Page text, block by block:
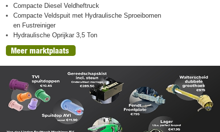
Compacte Diesel Veldheftruck
Compacte Veldspuit met Hydraulische Sproeibomen
en Fustreiniger
Hydraulische Oprijkar 3,5 Ton
Meer marktplaats